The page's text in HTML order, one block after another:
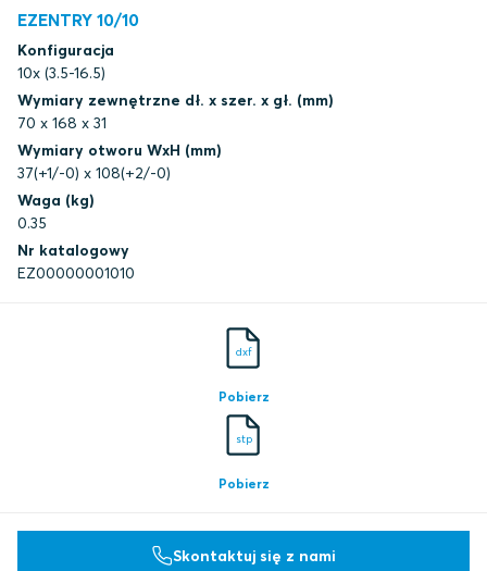
EZENTRY 10/10
Konfiguracja
10x (3.5-16.5)
Wymiary zewnętrzne dł. x szer. x gł. (mm)
70 x 168 x 31
Wymiary otworu WxH (mm)
37(+1/-0) x 108(+2/-0)
Waga (kg)
0.35
Nr katalogowy
EZ00000001010
dxf
Pobierz
stp
Pobierz
Skontaktuj się z nami